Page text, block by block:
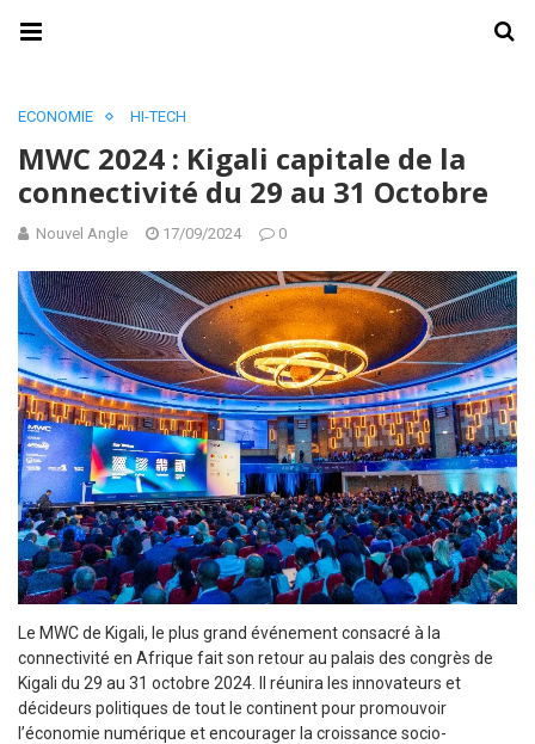
ECONOMIE HI-TECH
MWC 2024 : Kigali capitale de la
connectivité du 29 au 31 Octobre
Nouvel Angle 17/09/2024 0
Le MWC de Kigali, le plus grand événement consacré à la
connectivité en Afrique fait son retour au palais des congrès de
Kigali du 29 au 31 octobre 2024. Il réunira les innovateurs et
décideurs politiques de tout le continent pour promouvoir
l’économie numérique et encourager la croissance socio-